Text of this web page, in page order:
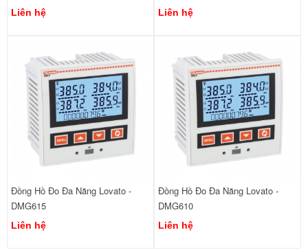
Liên hệ Liên hệ
Đồng Hồ Đo Đa Năng Lovato -
DMG615
Liên hệ
Đồng Hồ Đo Đa Năng Lovato -
DMG610
Liên hệ